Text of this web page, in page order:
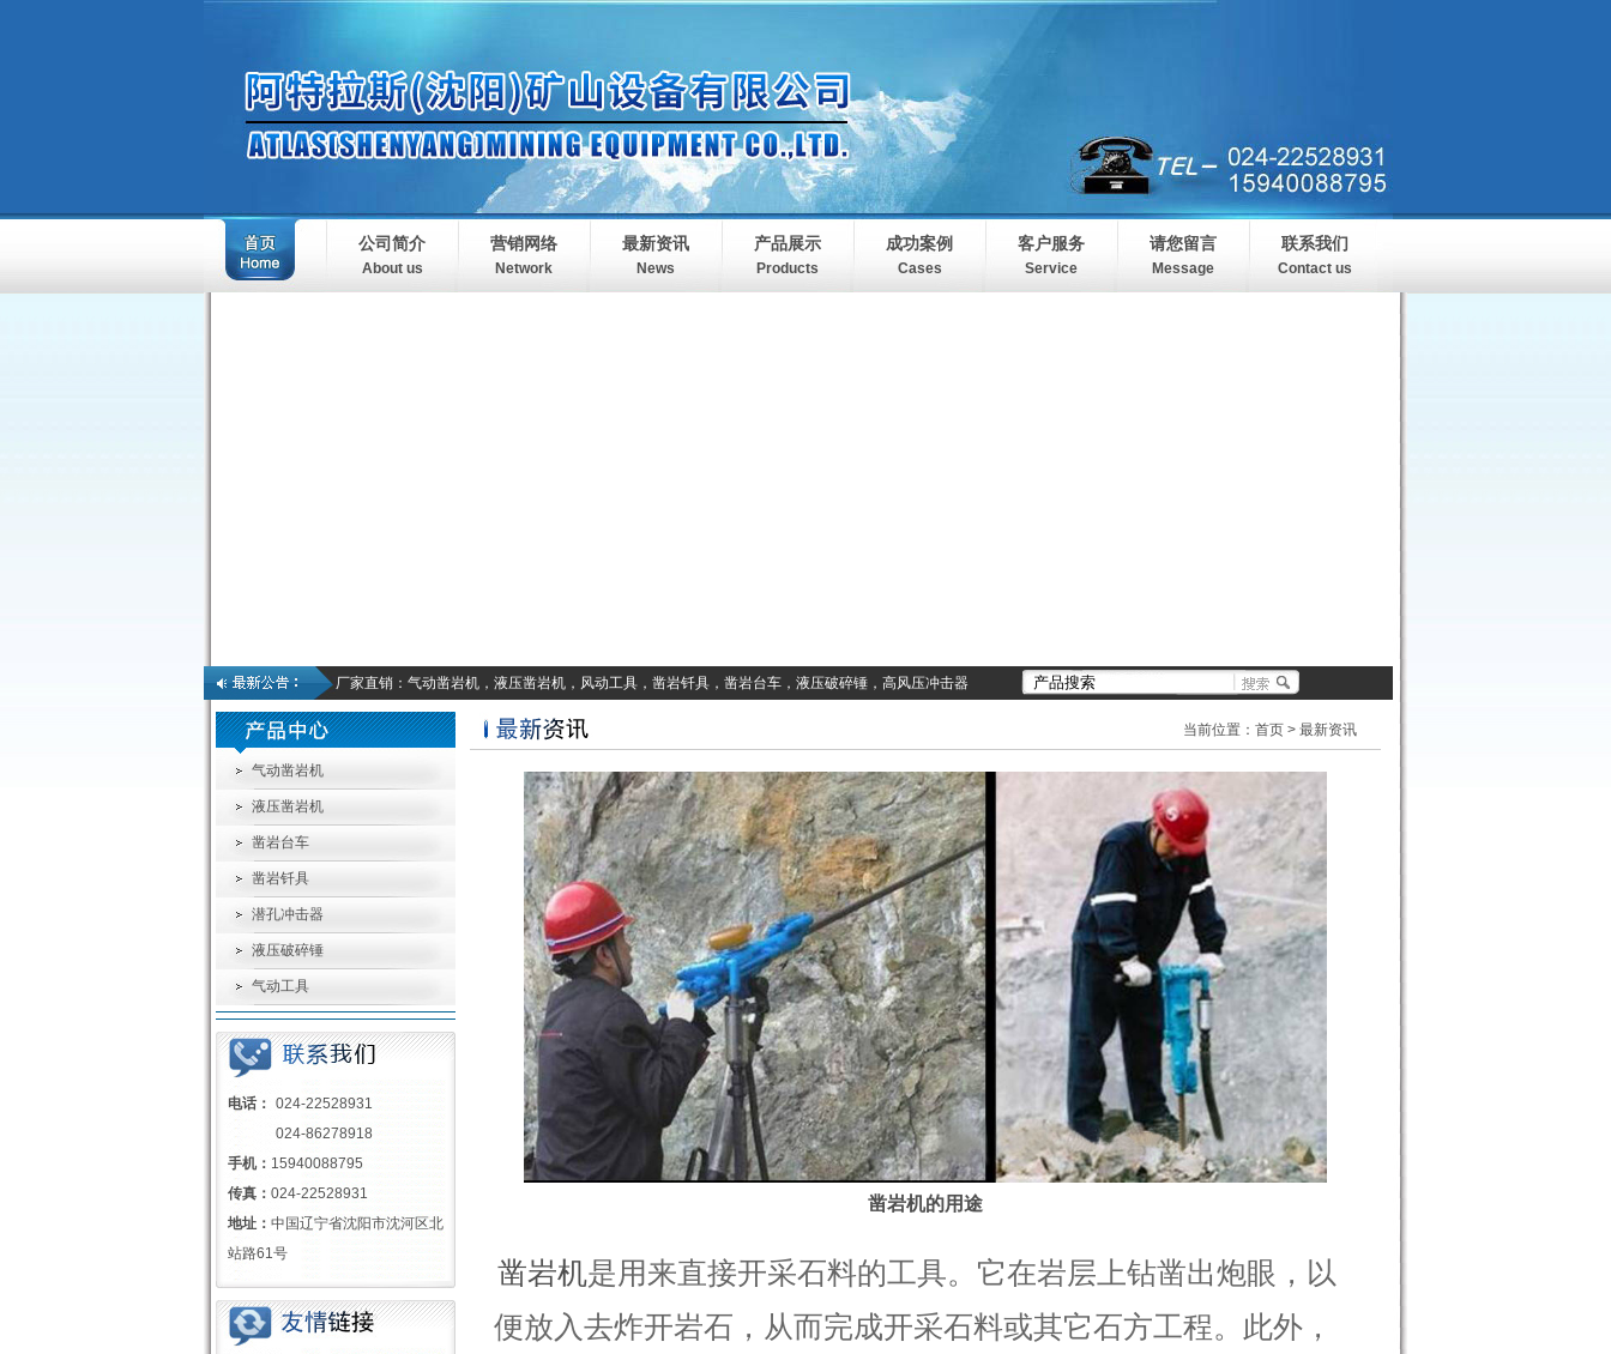
公司简介
About us
营销网络
Network
最新资讯
News
产品展示
Products
成功案例
Cases
客户服务
Service
请您留言
Message
联系我们
Contact us
厂家直销：气动凿岩机，液压凿岩机，风动工具，凿岩钎具，凿岩台车，液压破碎锤，高风压冲击器
气动凿岩机
液压凿岩机
凿岩台车
凿岩钎具
潜孔冲击器
液压破碎锤
气动工具
电话： 024-22528931
024-86278918
手机： 15940088795
传真： 024-22528931
地址： 中国辽宁省沈阳市沈河区北
站路61号
当前位置： 首页 > 最新资讯
凿岩机的用途
凿岩机是用来直接开采石料的工具。它在岩层上钻凿出炮眼，以
便放入去炸开岩石，从而完成开采石料或其它石方工程。此外，